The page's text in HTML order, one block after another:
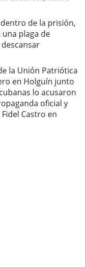
de la prisión,
plaga de
la Unión Patriótica
en Holguín junto
lo acusaron
oficial y
Castro en